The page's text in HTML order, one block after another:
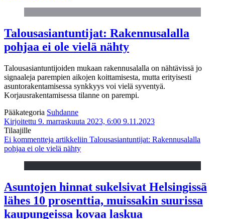
Talousasiantuntijat: Rakennusalalla
pohjaa ei ole vielä nähty
Talousasiantuntijoiden mukaan rakennusalalla on nähtävissä jo
signaaleja parempien aikojen koittamisesta, mutta erityisesti
asuntorakentamisessa synkkyys voi vielä syventyä.
Korjausrakentamisessa tilanne on parempi.
Pääkategoria Suhdanne
Kirjoitettu 9. marraskuuta 2023, 6:00 9.11.2023
Tilaajille
Ei kommentteja artikkeliin Talousasiantuntijat: Rakennusalalla
pohjaa ei ole vielä nähty
Asuntojen hinnat sukelsivat Helsingissä
lähes 10 prosenttia, muissakin suurissa
kaupungeissa kovaa laskua